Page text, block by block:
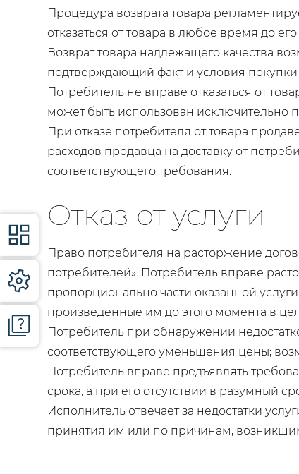
Процедура возврата товара
отказаться от товара в любое время до
Возврат товара надлежащего качества
подтверждающий факт и условия покупки
Потребитель не вправе отказаться от
может быть использован
При отказе потребителя от товара
расходов продавца на доставку от
соответствующего требования.
Отказ от услуги
Право потребителя на расторжение
потребителей». Потребитель вправе
пропорционально части оказанной
произведенные им до этого момента в
Потребитель при обнаружении
соответствующего уменьшения цены;
Потребитель вправе предъявлять
срока, а при его отсутствии в разумный
Исполнитель отвечает за недостатки
принятия им или по причинам,